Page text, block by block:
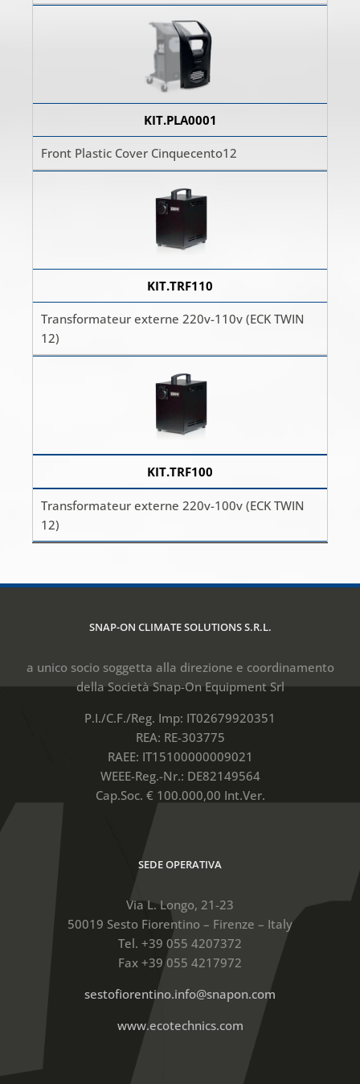
KIT.PLA0001
Front Plastic Cover Cinquecento12
KIT.TRF110
Transformateur externe 220v-110v (ECK TWIN
12)
KIT.TRF100
Transformateur externe 220v-100v (ECK TWIN
12)
SNAP-ON CLIMATE SOLUTIONS S.R.L.
a unico socio soggetta alla direzione e coordinamento
della Società Snap-On Equipment Srl
P.I./C.F./Reg. Imp: IT02679920351
REA: RE-303775
RAEE: IT15100000009021
WEEE-Reg.-Nr.: DE82149564
Cap.Soc. € 100.000,00 Int.Ver.
SEDE OPERATIVA
Via L. Longo, 21-23
50019 Sesto Fiorentino – Firenze – Italy
Tel. +39 055 4207372
Fax +39 055 4217972
sestofiorentino.info@snapon.com
www.ecotechnics.com